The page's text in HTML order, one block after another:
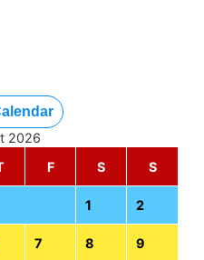
2026
F S S
1 2
7 8 9